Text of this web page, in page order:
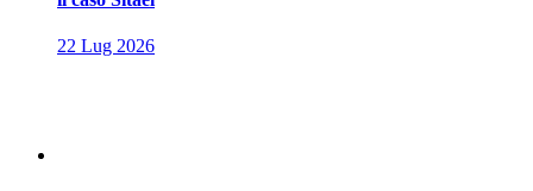
il caso Sitael